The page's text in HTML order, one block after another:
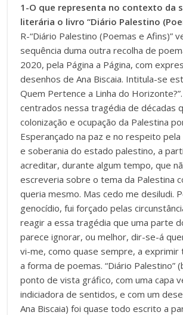
1-O que representa no contexto da
literária o livro “Diário Palestino
R-“Diário Palestino (Poemas e Afins)”
sequência duma outra recolha de
2020, pela Página a Página, com
desenhos de Ana Biscaia. Intitula-se
Quem Pertence a Linha do
centrados nessa tragédia de décadas
colonização e ocupação da Palestina
Esperançado na paz e no respeito pela
e soberania do estado palestino, a
acreditar, durante algum tempo, que
escreveria sobre o tema da Palestina
queria mesmo. Mas cedo me desiludi.
genocídio, fui forçado pelas
reagir a essa tragédia que uma parte
parece ignorar, ou melhor, dir-se-á
vi-me, como quase sempre, a exprimir
a forma de poemas. “Diário Palestino”
ponto de vista gráfico, com uma capa
indiciadora de sentidos, e com um
Ana Biscaia) foi quase todo escrito a